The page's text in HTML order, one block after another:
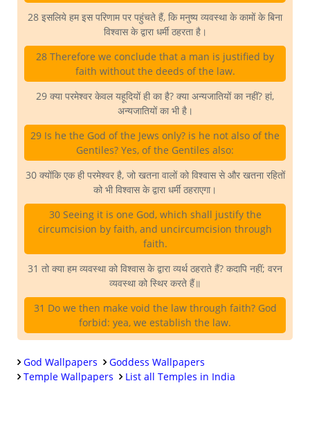
28 इसलिये हम इस परिणाम पर पहुंचते हैं, कि मनुष्य व्यवस्था के कामों के बिना
विश्वास के द्वारा धर्मी ठहरता है।
28 Therefore we conclude that a man is justified by
faith without the deeds of the law.
29 क्या परमेश्वर केवल यहूदियों ही का है? क्या अन्यजातियों का नहीं? हां,
अन्यजातियों का भी है।
29 Is he the God of the Jews only? is he not also of the
Gentiles? Yes, of the Gentiles also:
30 क्योंकि एक ही परमेश्वर है, जो खतना वालों को विश्वास से और खतना रहितों
को भी विश्वास के द्वारा धर्मी ठहराएगा।
30 Seeing it is one God, which shall justify the
circumcision by faith, and uncircumcision through
faith.
31 तो क्या हम व्यवस्था को विश्वास के द्वारा व्यर्थ ठहराते हैं? कदापि नहीं; वरन
व्यवस्था को स्थिर करते हैं॥
31 Do we then make void the law through faith? God
forbid: yea, we establish the law.
God Wallpapers
Goddess Wallpapers
Temple Wallpapers
List all Temples in India